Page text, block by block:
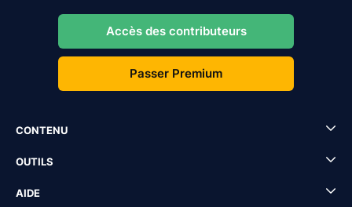
Accès des contributeurs
Passer Premium
CONTENU
OUTILS
AIDE